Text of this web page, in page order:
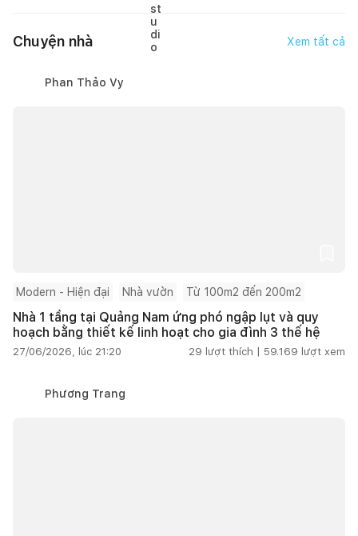
Chuyện nhà Xem tất cả
Phan Thảo Vy
Modern - Hiện đại Nhà vườn Từ 100m2 đến 200m2
Nhà 1 tầng tại Quảng Nam ứng phó ngập lụt và quy
hoạch bằng thiết kế linh hoạt cho gia đình 3 thế hệ
27/06/2026, lúc 21:20 29 lượt thích | 59.169 lượt xem
Phương Trang